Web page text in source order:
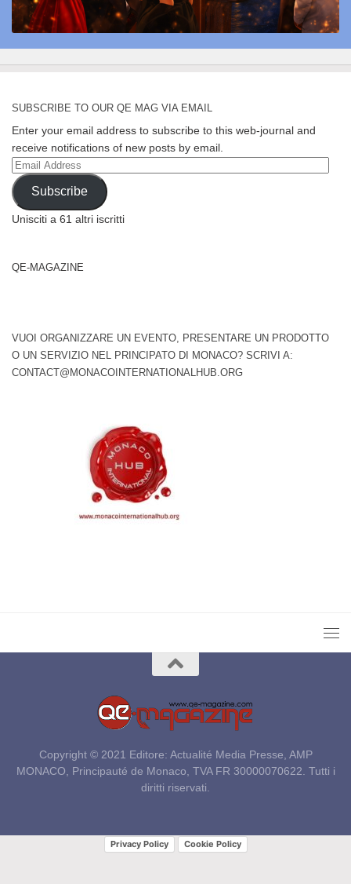
SUBSCRIBE TO OUR QE MAG VIA EMAIL
Enter your email address to subscribe to this web-journal and
receive notifications of new posts by email.
Email
Address
Subscribe
Unisciti a 61 altri iscritti
QE-MAGAZINE
VUOI ORGANIZZARE UN EVENTO, PRESENTARE UN PRODOTTO
O UN SERVIZIO NEL PRINCIPATO DI MONACO? SCRIVI A:
CONTACT@MONACOINTERNATIONALHUB.ORG
Copyright © 2021 Editore: Actualité Media Presse, AMP
MONACO, Principauté de Monaco, TVA FR 30000070622. Tutti i
diritti riservati.
Privacy Policy Cookie Policy